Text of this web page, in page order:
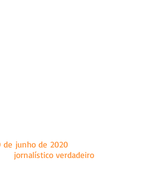
de junho de 2020
jornalístico verdadeiro